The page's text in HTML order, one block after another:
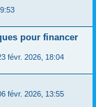
pour financer
févr. 2026, 18:04
févr. 2026, 13:55